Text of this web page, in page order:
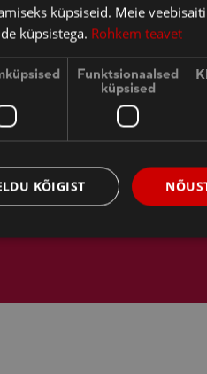
küpsiseid. Meie
küpsistega. Rohkem teavet
Funktsionaalsed
küpsised
KÕIGIST